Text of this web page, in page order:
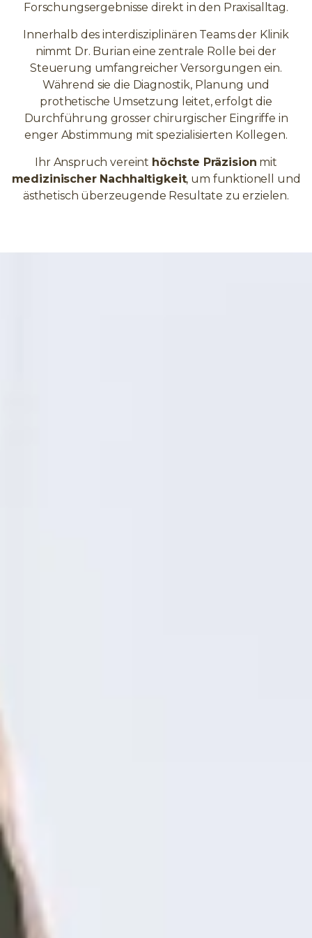
Forschungsergebnisse direkt in den Praxisalltag.
Innerhalb des interdisziplinären Teams der Klinik
nimmt Dr. Burian eine zentrale Rolle bei der
Steuerung umfangreicher Versorgungen ein.
Während sie die Diagnostik, Planung und
prothetische Umsetzung leitet, erfolgt die
Durchführung grosser chirurgischer Eingriffe in
enger Abstimmung mit spezialisierten Kollegen.
Ihr Anspruch vereint höchste Präzision mit
medizinischer Nachhaltigkeit, um funktionell und
ästhetisch überzeugende Resultate zu erzielen.